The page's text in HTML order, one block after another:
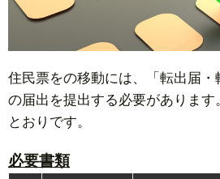
住民票をの移動には、「転出届
の届出を提出する必要がありま
とおりです。
必要書類